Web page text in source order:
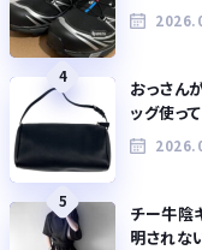
4
おっさん
ッグ使っ
5
チー牛陰
明されな